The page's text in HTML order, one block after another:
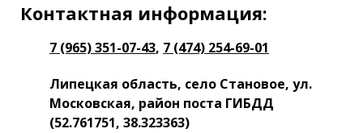
Контактная информация:
7 (965) 351-07-43, 7 (474) 254-69-01
Липецкая область, село Становое, ул.
Московская, район поста ГИБДД
(52.761751, 38.323363)